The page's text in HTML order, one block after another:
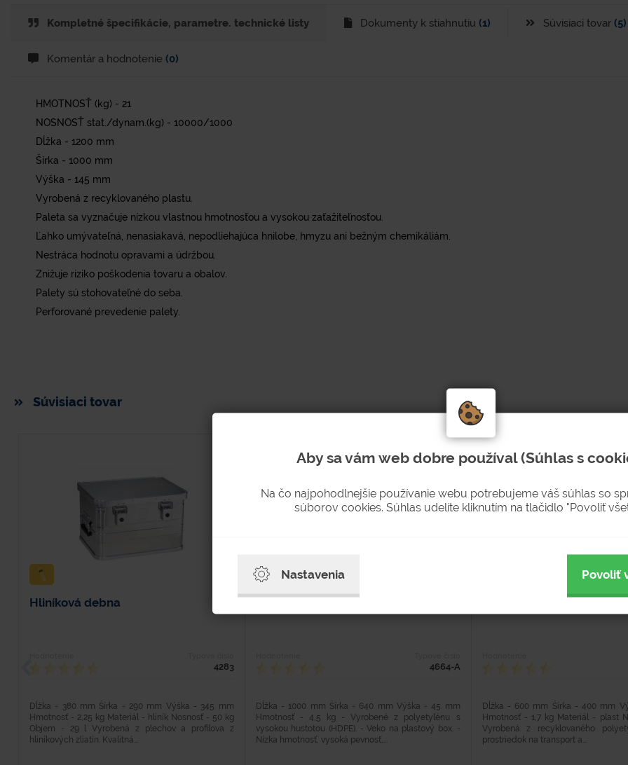
Kompletné špecifikácie, parametre. technické listy Dokumenty k stiahnutiu (1) Súvisiaci tovar (5)
Komentár a hodnotenie (0)
HMOTNOSŤ (kg) - 21
NOSNOSŤ stat./dynam.(kg) - 10000/1000
Dĺžka - 1200 mm
Šírka - 1000 mm
Výška - 145 mm
Vyrobená z recyklovaného plastu.
Paleta sa vyznačuje nízkou vlastnou hmotnosťou a vysokou zaťažiteľnosťou.
Ľahko umývateľná, nenasiakavá, nepodliehajúca hnilobe, hmyzu ani bežným chemikáliám.
Nestráca hodnotu opravami a údržbou.
Znižuje riziko poškodenia tovaru a obalov.
Palety sú stohovateľné do seba.
Perforované prevedenie palety.
Súvisiaci tovar
Hliníková debna
4283
Dĺžka - 380 mm Šírka - 290 mm Výška - 345 mm
Hmotnosť - 2,25 kg Materiál - hliník Nosnosť - 50 kg
Objem - 29 l Vyrobená z plechov a profilova z
hliníkových zliatín. Kvalitná...
4664-A
Dĺžka - 1000 mm Šírka - 640 mm Výška - 45 mm
Hmotnosť - 4,5 kg - Vyrobené z polyetylénu s
vysokou hustotou (HDPE). - Veko na plastový box. -
Nízka hmotnosť, vysoká pevnosť,...
Dĺžka - 600 mm Šírka - 400 mm
Hmotnosť - 1,7 kg Materiál - plast
Vyrobená z recyklovaného
prostriedok na transport a...
Aby sa vám web dobre používal (Súhlas s
Na čo najpohodlnejšie používanie webu potrebujeme váš súhlas so
súborov cookies. Súhlas udelíte kliknutím na tlačidlo "Povoliť
Nastavenia Povoliť